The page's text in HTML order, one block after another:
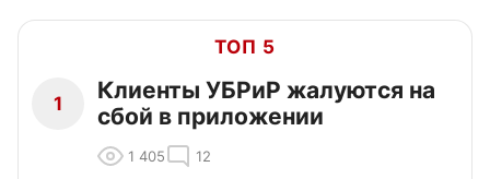
ТОП 5
1
Клиенты УБРиР жалуются на
сбой в приложении
1 405 12